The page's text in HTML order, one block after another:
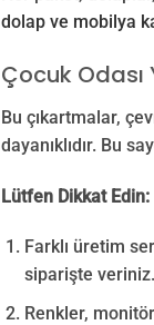
dolap ve mobilya
Çocuk Odası
Bu çıkartmalar,
dayanıklıdır. Bu
Lütfen Dikkat Edin:
Farklı üretim
siparişte veriniz.
Renkler,